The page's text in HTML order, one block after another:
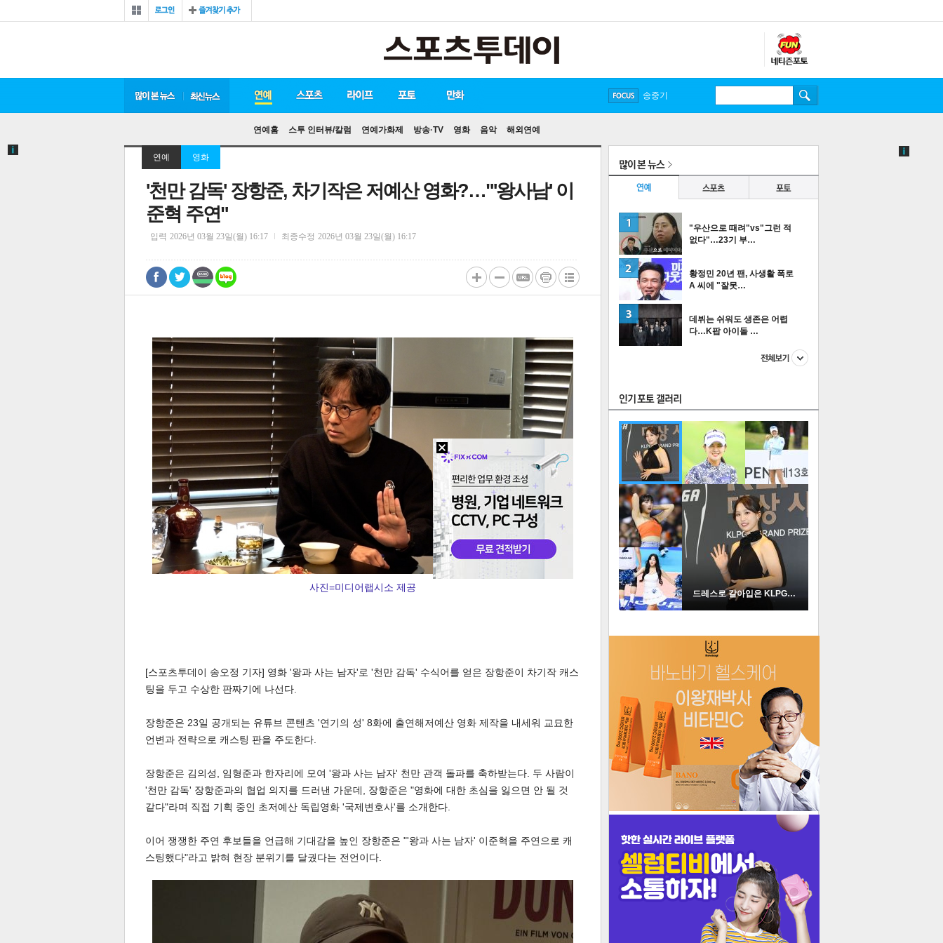
로그 즐겨찾기
많이 본 뉴스 최신 뉴스 연예
연예홈 스투 인터뷰/칼럼 연예가화제 방송·TV 영화 음악 해외연예
스포츠 라이프
FOCUS
송중기
연예 영화
'천만 감독' 장항준, 차기작은 저예산 영화?…"'왕사남' 이
준혁 주연"
입력 2026년 03월 23일(월) 16:17 최종수정 2026년 03월 23일(월) 16:17
0
사진=미디어랩시소 제공
[스포츠투데이 송오정 기자] 영화 '왕과 사는 남자'로 '천만 감독' 수식어를 얻은 장항준이 차기작 캐스
팅을 두고 수상한 판짜기에 나선다.
장항준은 23일 공개되는 유튜브 콘텐츠 '연기의 성' 8화에 출연해저예산 영화 제작을 내세워 교묘한
언변과 전략으로 캐스팅 판을 주도한다.
장항준은 김의성, 임형준과 한자리에 모여 '왕과 사는 남자' 천만 관객 돌파를 축하받는다. 두 사람이
'천만 감독' 장항준과의 협업 의지를 드러낸 가운데, 장항준은 "영화에 대한 초심을 잃으면 안 될 것
같다"라며 직접 기획 중인 초저예산 독립영화 '국제변호사'를 소개한다.
이어 쟁쟁한 주연 후보들을 언급해 기대감을 높인 장항준은 "'왕과 사는 남자' 이준혁을 주연으로 캐
스팅했다"라고 밝혀 현장 분위기를 달궜다는 전언이다.
많이 본 뉴스
연예
스포츠 포토
"우산으로 때려"vs"그런 적
없다"…23기 부…
2
황정민 20년 팬, 사생활 폭로
A 씨에 "잘못…
데뷔는 쉬워도 생존은 어렵
다…K팝 아이돌 …
더보기
인기포토
드레스로 갈아입은 KLPGA …